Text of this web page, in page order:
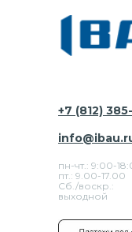
+7 (812)
пн-чт.: 9:00-
пт.: 9.00-17.00
Сб./воскр.:
выходной